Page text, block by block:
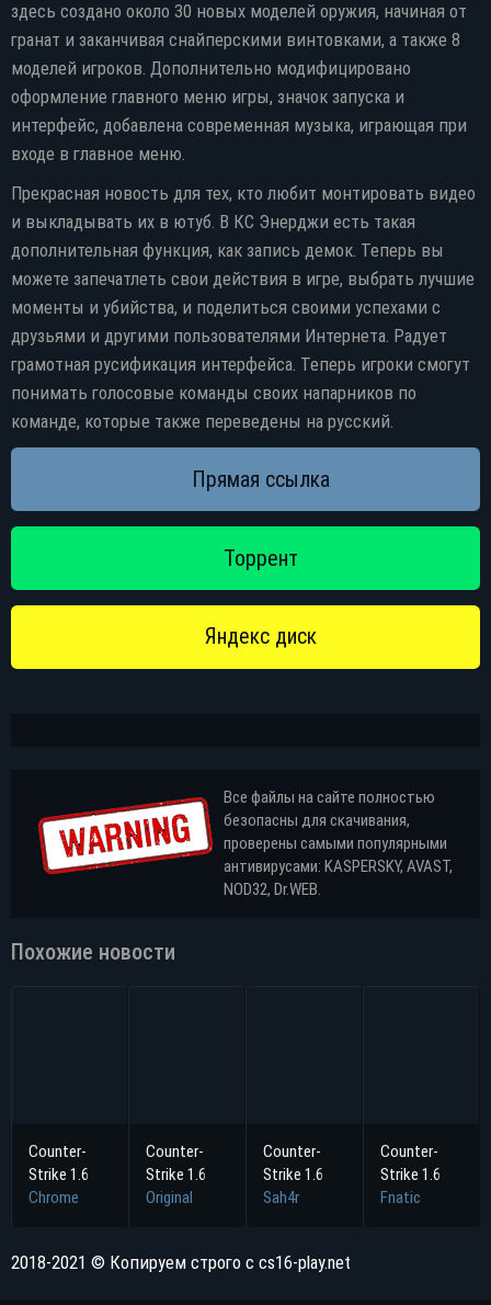
здесь создано около 30 новых моделей оружия, начиная от
гранат и заканчивая снайперскими винтовками, а также 8
моделей игроков. Дополнительно модифицировано
оформление главного меню игры, значок запуска и
интерфейс, добавлена современная музыка, играющая при
входе в главное меню.
Прекрасная новость для тех, кто любит монтировать видео
и выкладывать их в ютуб. В КС Энерджи есть такая
дополнительная функция, как запись демок. Теперь вы
можете запечатлеть свои действия в игре, выбрать лучшие
моменты и убийства, и поделиться своими успехами с
друзьями и другими пользователями Интернета. Радует
грамотная русификация интерфейса. Теперь игроки смогут
понимать голосовые команды своих напарников по
команде, которые также переведены на русский.
Все файлы на сайте полностью
безопасны для скачивания,
проверены самыми популярными
антивирусами: KASPERSKY, AVAST,
NOD32, Dr.WEB.
Похожие новости
Counter-
Strike 1.6
Chrome
Counter-
Strike 1.6
Original
Counter-
Strike 1.6
Sah4r
Counter-
Strike 1.6
Fnatic
2018-2021 © Копируем строго с cs16-play.net